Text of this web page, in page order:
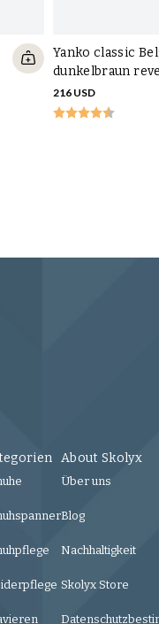
Yanko classic
dunkelbraun
216 USD
About Skolyx
Über uns
Blog
Nachhaltigkeit
Skolyx Store